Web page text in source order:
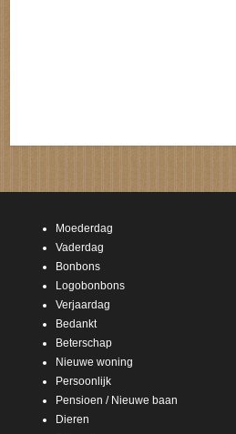
Moederdag
Vaderdag
Bonbons
Logobonbons
Verjaardag
Bedankt
Beterschap
Nieuwe woning
Persoonlijk
Pensioen / Nieuwe baan
Dieren